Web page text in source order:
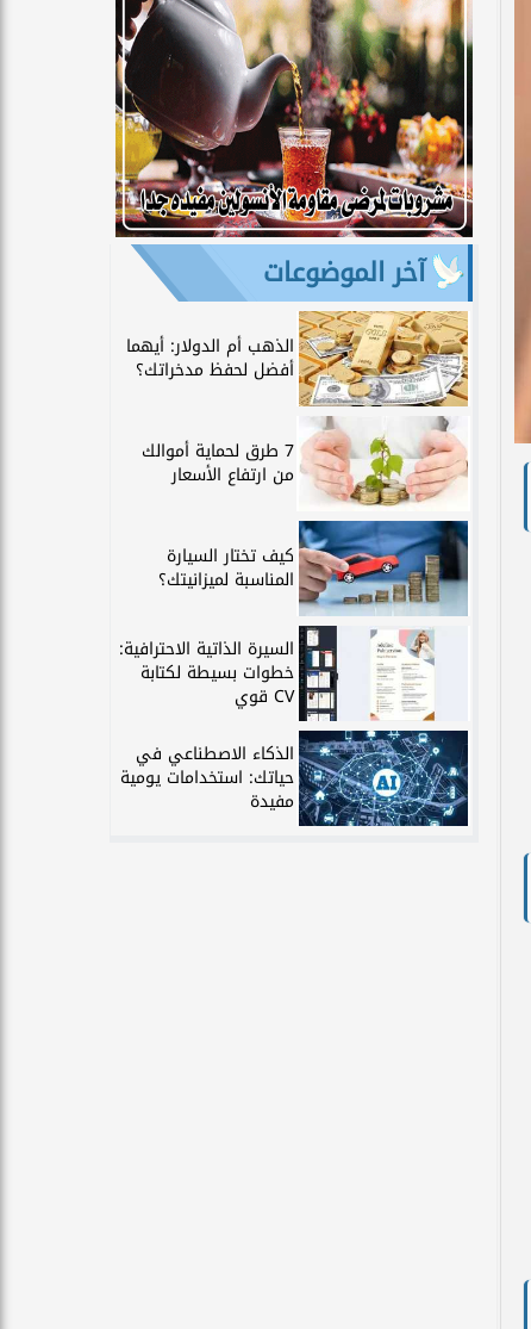
آخر الموضوعات
الذهب أم الدولار: أيهما
أفضل لحفظ مدخراتك؟
7 طرق لحماية أموالك
من ارتفاع الأسعار
كيف تختار السيارة
المناسبة لميزانيتك؟
السيرة الذاتية الاحترافية:
خطوات بسيطة لكتابة
CV قوي
الذكاء الاصطناعي في
حياتك: استخدامات يومية
مفيدة